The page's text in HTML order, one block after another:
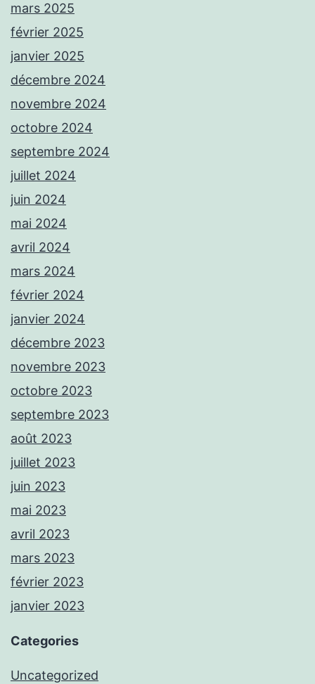
mars 2025
février 2025
janvier 2025
décembre 2024
novembre 2024
octobre 2024
septembre 2024
juillet 2024
juin 2024
mai 2024
avril 2024
mars 2024
février 2024
janvier 2024
décembre 2023
novembre 2023
octobre 2023
septembre 2023
août 2023
juillet 2023
juin 2023
mai 2023
avril 2023
mars 2023
février 2023
janvier 2023
Categories
Uncategorized